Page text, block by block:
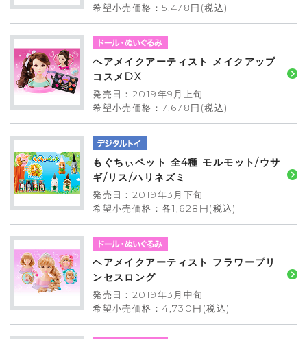
希望小売価格：5,478円(税込)
ヘアメイクアーティスト メイクアップ
コスメDX
発売日：2019年9月上旬
希望小売価格：7,678円(税込)
もぐちぃペット 全4種 モルモット/ウサ
ギ/リス/ハリネズミ
発売日：2019年3月下旬
希望小売価格：各1,628円(税込)
ヘアメイクアーティスト フラワープリ
ンセスロング
発売日：2019年3月中旬
希望小売価格：4,730円(税込)